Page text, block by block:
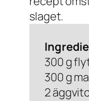
slaget.
300 g
300 g
2